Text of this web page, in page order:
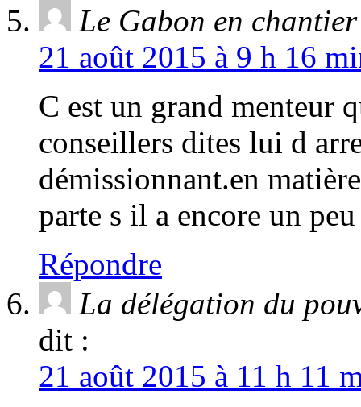
Le Gabon en chantier
21 août 2015 à 9 h 16
C est un grand menteur
conseillers dites lui d
démissionnant.en
parte s il a encore un
Répondre
La délégation du
dit :
21 août 2015 à 11 h 11